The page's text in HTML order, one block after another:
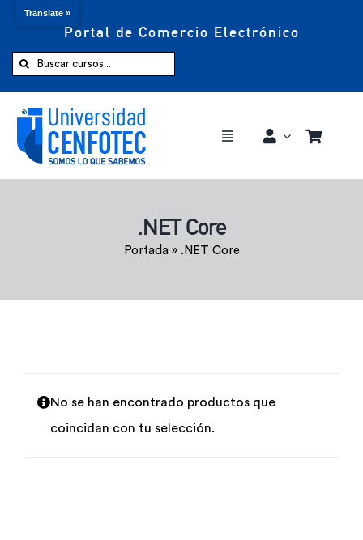
Portal de Comercio Electrónico
Buscar:
Toggle
Comprar ahora
.NET Core
Portada» .NET Core
No se han encontrado productos que
coincidan con tu selección.
Translate »